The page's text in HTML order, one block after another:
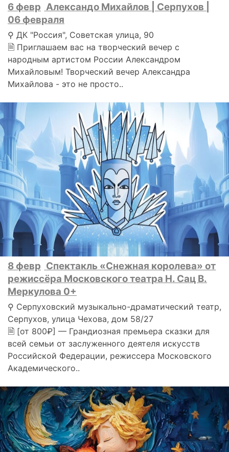
6 февр Александо Михайлов | Серпухов |
06 февраля
⚲ ДК "Россия", Советская улица, 90
🗎 Приглашаем вас на творческий вечер с
народным артистом России Александром
Михайловым! Творческий вечер Александра
Михайлова - это не просто..
8 февр Спектакль «Снежная королева» от
режиссёра Московского театра Н. Сац В.
Меркулова 0+
⚲ Серпуховский музыкально-драматический театр,
Серпухов, улица Чехова, дом 58/27
🗎 [от 800₽] — Грандиозная премьера сказки для
всей семьи от заслуженного деятеля искусств
Российской Федерации, режиссера Московского
Академического..